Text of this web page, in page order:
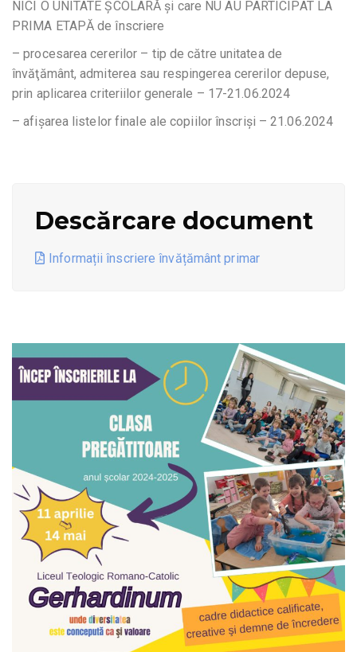
NICI O UNITATE ȘCOLARĂ și care NU AU PARTICIPAT LA
PRIMA ETAPĂ de înscriere
– procesarea cererilor – tip de către unitatea de
învăţământ, admiterea sau respingerea cererilor depuse,
prin aplicarea criteriilor generale – 17-21.06.2024
– afişarea listelor finale ale copiilor înscrişi – 21.06.2024
Descărcare document
Informații înscriere învățământ primar